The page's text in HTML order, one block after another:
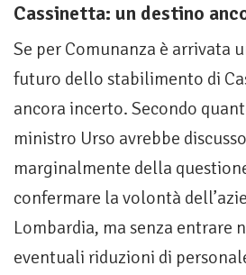
Cassinetta: un destino
Se per Comunanza è arrivata
futuro dello stabilimento di
ancora incerto. Secondo
ministro Urso avrebbe
marginalmente della
confermare la volontà
Lombardia, ma senza entrare
eventuali riduzioni di